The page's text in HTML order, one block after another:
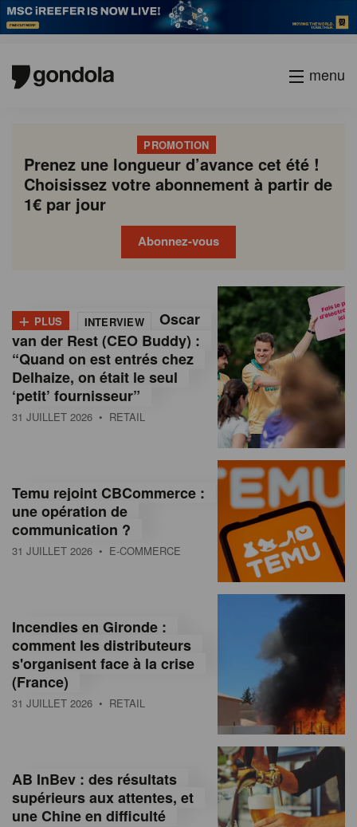
menu
PROMOTION
Prenez une longueur d’avance cet été !
Choisissez votre abonnement à partir de
1€ par jour
Abonnez-vous
o
n
d
o
M
a
g
n
e
n
+ PLUS INTERVIEW
Oscar
van der Rest (CEO Buddy) :
“Quand on est entrés chez
Delhaize, on était le seul
‘petit’ fournisseur”
31 JUILLET 2026 • RETAIL
Temu rejoint CBCommerce :
une opération de
communication ?
31 JUILLET 2026 • E-COMMERCE
Incendies en Gironde :
comment les distributeurs
s'organisent face à la crise
(France)
31 JUILLET 2026 • RETAIL
AB InBev : des résultats
supérieurs aux attentes, et
une Chine en difficulté